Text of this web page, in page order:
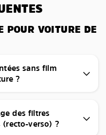
POUR VOITURE DE
sans film
?
des filtres
(recto-verso) ?